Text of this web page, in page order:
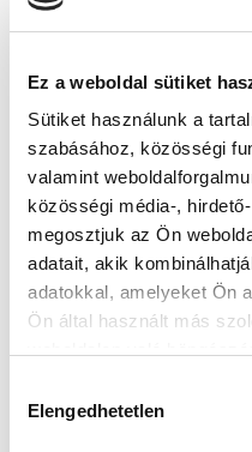
Ez a weboldal sütiket
Sütiket használunk a
szabásához, közösségi
valamint
közösségi média-,
megosztjuk az Ön
adatait, akik
adatokkal, amelyeket Ön
Ön által használt más
kiválasztása
Elengedhetetlen